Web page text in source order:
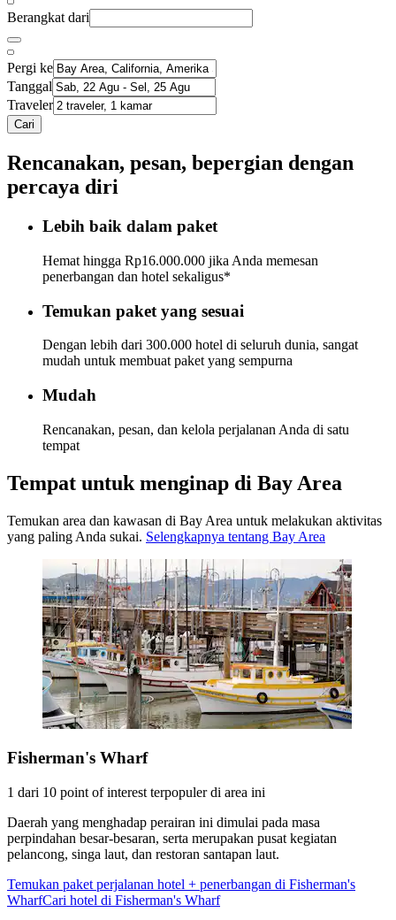
Berangkat dari
Pergi ke
Tanggal
Traveler
Cari
Rencanakan, pesan, bepergian dengan
percaya diri
Lebih baik dalam paket
Hemat hingga Rp16.000.000 jika Anda memesan
penerbangan dan hotel sekaligus*
Temukan paket yang sesuai
Dengan lebih dari 300.000 hotel di seluruh dunia, sangat
mudah untuk membuat paket yang sempurna
Mudah
Rencanakan, pesan, dan kelola perjalanan Anda di satu
tempat
Tempat untuk menginap di Bay Area
Temukan area dan kawasan di Bay Area untuk melakukan aktivitas
yang paling Anda sukai. Selengkapnya tentang Bay Area
Fisherman's Wharf
1 dari 10 point of interest terpopuler di area ini
Daerah yang menghadap perairan ini dimulai pada masa
perpindahan besar-besaran, serta merupakan pusat kegiatan
pelancong, singa laut, dan restoran santapan laut.
Temukan paket perjalanan hotel + penerbangan di Fisherman's
WharfCari hotel di Fisherman's Wharf